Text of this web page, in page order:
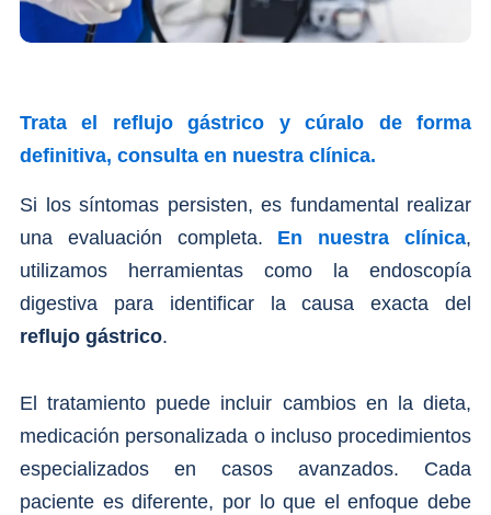
Trata el reflujo gástrico y cúralo de forma
definitiva, consulta en nuestra clínica.
Si los síntomas persisten, es fundamental realizar
una evaluación completa. En nuestra clínica,
utilizamos herramientas como la endoscopía
digestiva para identificar la causa exacta del
reflujo gástrico.
El tratamiento puede incluir cambios en la dieta,
medicación personalizada o incluso procedimientos
especializados en casos avanzados. Cada
paciente es diferente, por lo que el enfoque debe